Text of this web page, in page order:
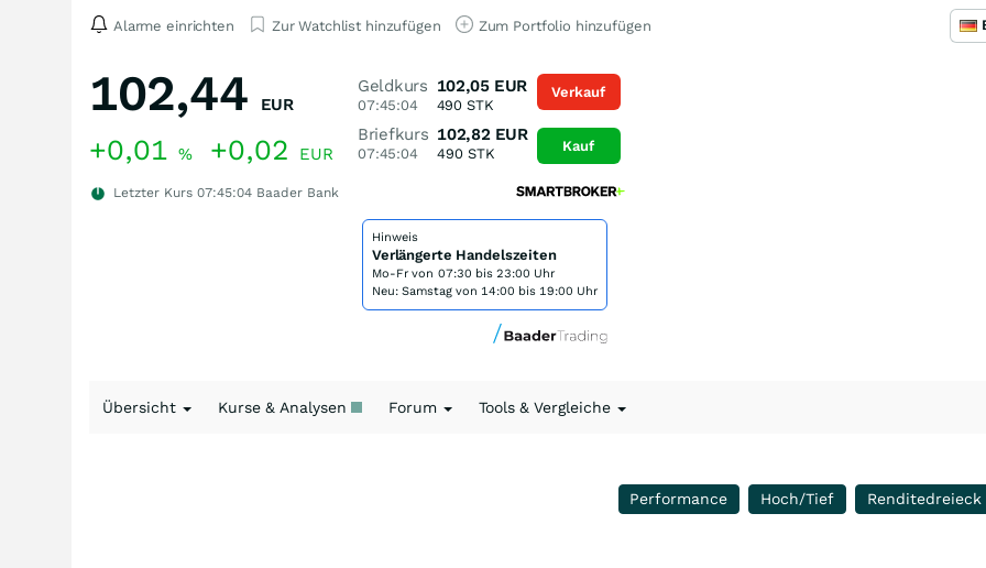
Alarme einrichten Zur Watchlist hinzufügen Zum Portfolio hinzufügen
102,44 EUR
+0,01 % +0,02 EUR
Letzter Kurs 07:45:04 Baader Bank
Geldkurs
07:45:04
102,05 EUR
490 STK
Briefkurs
07:45:04
102,82 EUR
490STK
Verkauf
Kauf
Hinweis
Verlängerte Handelszeiten
Mo-Fr von 07:30 bis 23:00 Uhr
Neu: Samstag von 14:00 bis 19:00 Uhr
Übersicht Kurse & Analysen Forum Tools & Vergleiche
Performance Hoch/Tief Renditedreieck